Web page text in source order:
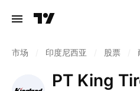
市场 印度尼西亚 股票
PT King